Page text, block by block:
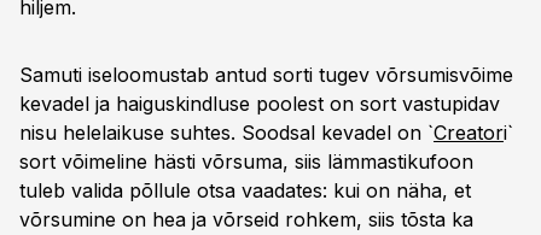
hiljem.
Samuti iseloomustab antud sorti tugev võrsumisvõime
kevadel ja haiguskindluse poolest on sort vastupidav
nisu helelaikuse suhtes. Soodsal kevadel on `Creatori`
sort võimeline hästi võrsuma, siis lämmastikufoon
tuleb valida põllule otsa vaadates: kui on näha, et
võrsumine on hea ja võrseid rohkem, siis tõsta ka